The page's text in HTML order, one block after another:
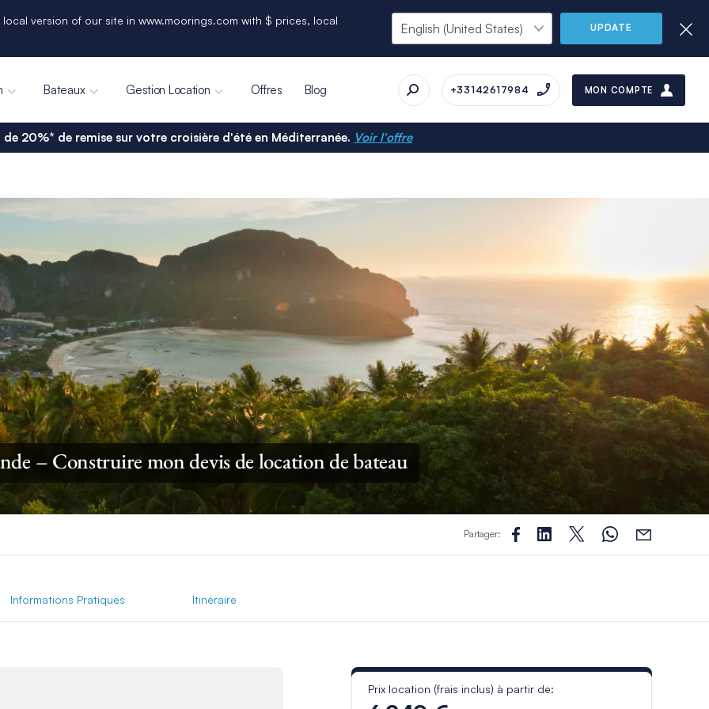
version of our site in www.moorings.com with $ prices, local
UPDATE
Bateaux Gestion Location Offres Blog +33142617984 MON COMPTE
de 20%* de remise sur votre croisière d'été en Méditerranée. Voir l'offre
– Construire mon devis de location de bateau
Partager:
Informations Pratiques Itinéraire
Prix location (frais inclus) à partir de: